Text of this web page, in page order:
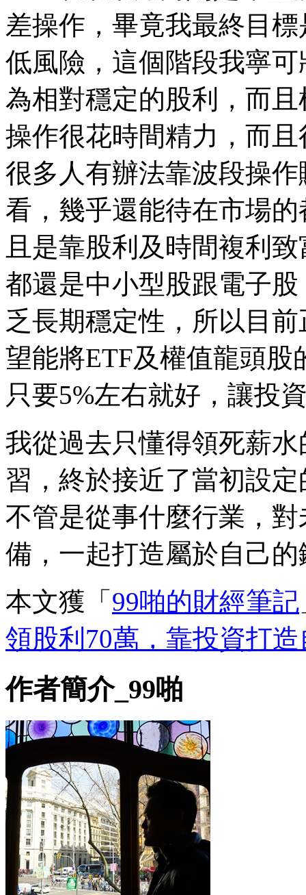
差操作，畢竟我最終目
低風險，這個階段我寧
為相對穩定的股利，而
操作很花時間精力，而
很多人有辦法靠波段操
看，幾乎還能待在市場
且是靠股利及時間複利
都還是中小型股跟電子
乏長期穩定性，所以目
望能將ETF及權值龍頭股
只要5%左右就好，讓投
我從過去只懂得領死薪
習，終於接近了當初設
不管是從事什麼行業，
備，一起打造屬於自己
本文獲「 99啪的財經筆記
領股利70萬，靠投資打
作者簡介_99啪